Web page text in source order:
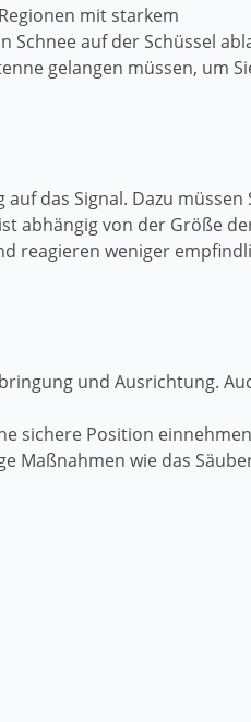
mit starkem
auf der Schüssel
gelangen müssen, um
das Signal. Dazu müssen
abhängig von der Größe
reagieren weniger
und Ausrichtung.
sichere Position einnehmen
Maßnahmen wie das